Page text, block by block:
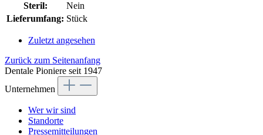
Steril:
Nein
Lieferumfang: Stück
Zuletzt angesehen
Zurück zum Seitenanfang
Dentale Pioniere seit 1947
Unternehmen
Wer wir sind
Standorte
Pressemitteilungen